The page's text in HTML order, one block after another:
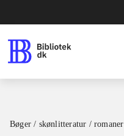
Bøger / skønlitteratur / romaner